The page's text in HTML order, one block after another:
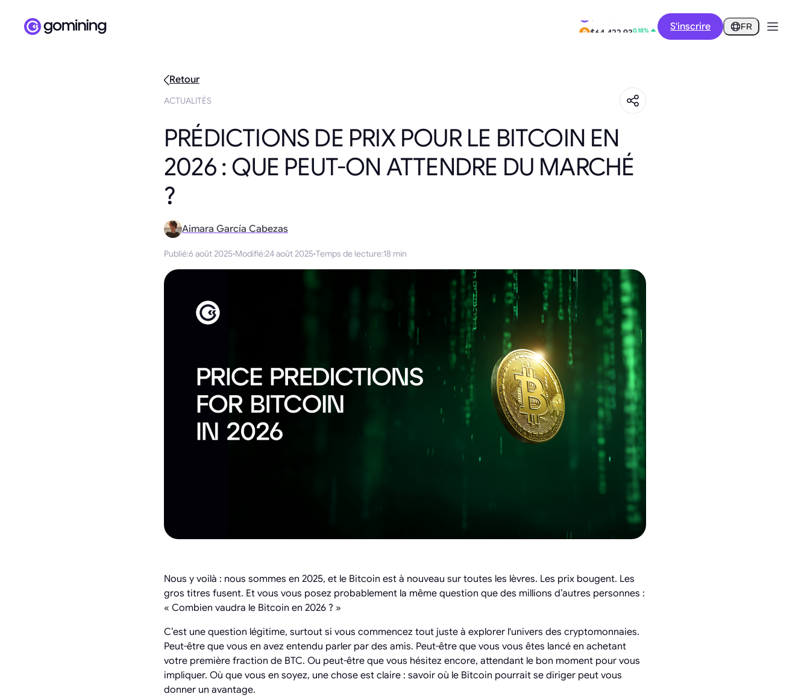
$0.2850 S'inscrire FR
Retour
ACTUALITÉS
PRÉDICTIONS DE PRIX POUR LE BITCOIN EN
2026 : QUE PEUT-ON ATTENDRE DU MARCHÉ
?
Aimara García Cabezas
Publié:6 août 2025·Modifié:24 août 2025·Temps de lecture:18 min
Nous y voilà : nous sommes en 2025, et le Bitcoin est à nouveau sur toutes les lèvres. Les prix bougent. Les
gros titres fusent. Et vous vous posez probablement la même question que des millions d’autres personnes :
« Combien vaudra le Bitcoin en 2026 ? »
C’est une question légitime, surtout si vous commencez tout juste à explorer l'univers des cryptomonnaies.
Peut-être que vous en avez entendu parler par des amis. Peut-être que vous vous êtes lancé en achetant
votre première fraction de BTC. Ou peut-être que vous hésitez encore, attendant le bon moment pour vous
impliquer. Où que vous en soyez, une chose est claire : savoir où le Bitcoin pourrait se diriger peut vous
donner un avantage.